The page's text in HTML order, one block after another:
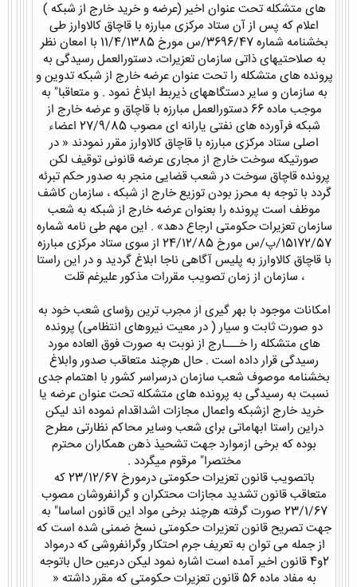
های متشکله تحت عنوان اخیر (عرضه و خرید خارج از شبکه )
اعلام که پس از آن ستاد مرکزی مبارزه با قاچاق کالاوارز طی
بخشنامه شماره 3696/47/س مورخ 11/4/1385 با امعان نظر
به صلاحتیهای ذاتی سازمان تعزیرات، دستورالعمل رسیدگی به
پرونده های متشکله را تحت عنوان عرضه خارج از شبکه تدوین و
به سازمان و سایر دستگاههای ذیربط ابلاغ نمود . و متعاقبا" به
موجب ماده 66 دستورالعمل مبارزه با قاچاق و عرضه خارج از
شبکه فرآورده های نفتی یارانه ای مصوب 27/9/85 اعضاء
اصلی ستاد مرکزی مبارزه با قاچاق کالاوارز مقرر نمودند « در
صورتیکه سوخت خارج از مجاری عرضه قانونی توقیف لکن
پرونده قاچاق سوخت در شعب قضایی منجر به صدور حکم تبرئه
گردد با توجه به محرز بودن توزیع خارج از شبکه ، سازمان کاشف
موظف است پرونده را بعنوان عرضه خارج از شبکه به شعب
سازمان تعزیرات حکومتی ارجاع دهد» . این مهم طی نامه شماره
15172/57/پ/س مورخ 24/12/85 از سوی ستاد مرکزی مبارزه
با قاچاق کالاوارز به پلیس آگاهی ناجا ابلاغ گردید و در این راستا
، سازمان از زمان تصویب مقررات مذکور علیرغم قلت
امکانات موجود با بهر گیری از مجرب ترین رؤسای شعب خود به
دو صورت ثابت و سیار ( در معیت نیروهای انتظامی) پرونده
های متشکله را خـــارج از نوبت به صورت فوق العاده مورد
رسیدگی قرار داده است . حال هرچند متعاقب صدور وابلاغ
بخشنامه موصوف شعب سازمان درسراسر کشور با اهتمام جدی
نسبت به رسیدگی به پرونده های متشکله تحت عنوان عرضه یا
خرید خارج ازشبکه واعمال مجازات اشداقدام نموده اند لیکن
دراین راستا ابهاماتی برای شعب وسایر محاکم نظارتی مطرح
بوده که برخی ازموارد جهت تشحیذ ذهن همکاران محترم
مختصرا" مرقوم میگردد .
باتصویب قانون تعزیرات حکومتی درمورخ 23/12/67 که
متعاقب قانون تشدید مجازات محتکران و گرانفروشان مصوب
23/1/67 صورت گرفته هرچند برخی مواد این قانون اساسا" به
جهت تصریح قانون تعزیرات حکومتی نسخ ضمنی شده است که
از جمله می توان به تعریف جرم احتکار وگرانفروشی که درمواد
2و4 قانون اخیر آمده است اشاره نمود لیکن درعین حال باتوجه
به مفاد ماده 56 قانون تعزیرات حکومتی که مقرر داشته «